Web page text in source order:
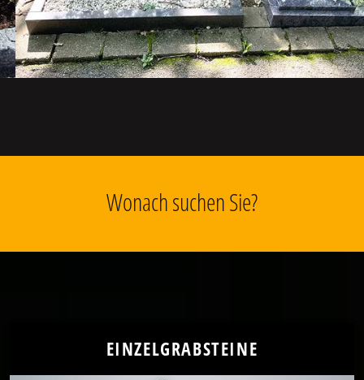
Wonach suchen Sie?
EINZELGRABSTEINE